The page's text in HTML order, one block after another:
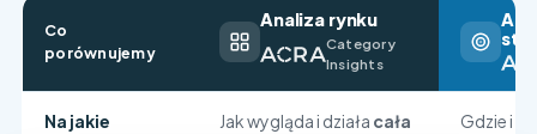
Co
porównujemy
Analiza rynku
Category
Insights
Na jakie
Jak wygląda i działa cała
Gdzie i